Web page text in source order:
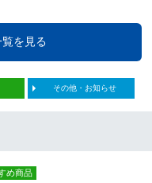
を見る
その他・お知らせ
め商品